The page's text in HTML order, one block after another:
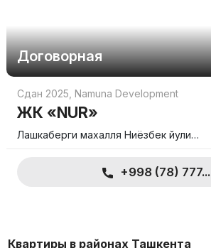
Договорная
Сдан 2025 Namuna Development
ЖК «NUR»
Лашкаберги махалля Ниёзбек йули…
+998 (78) 777...
Квартиры в районах Ташкента